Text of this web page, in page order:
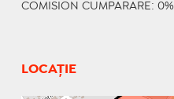
COMISION CUMPARARE: 0%
LOCAȚIE